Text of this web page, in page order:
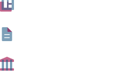
ontwrichten. De
groeien ook de zorgen om
de vrijheid van
overheid kan diverse